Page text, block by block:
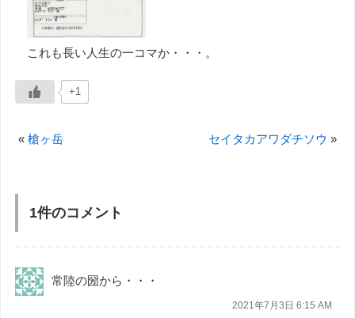
これも長い人生の一コマか・・・。
+1
« 槍ヶ岳 セイタカアワダチソウ »
1件のコメント
常陸の圀から・・・
2021年7月3日 6:15 AM